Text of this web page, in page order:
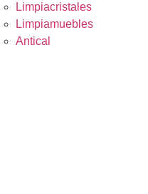
Limpiacristales
Limpiamuebles
Antical